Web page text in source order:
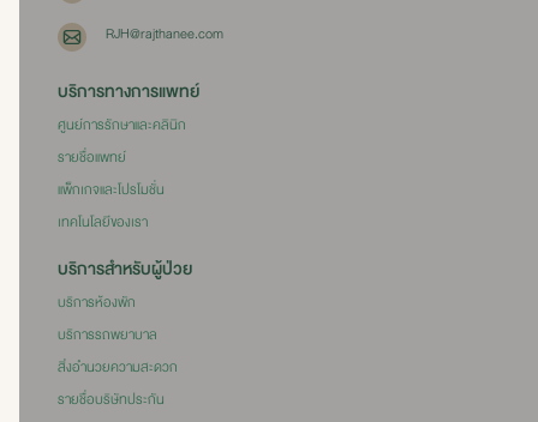
RJH@rajthanee.com
บริการทางการแพทย์
ศูนย์การรักษาและคลินิก
รายชื่อแพทย์
แพ็กเกจและโปรโมชั่น
เทคโนโลยีของเรา
บริการสำหรับผู้ป่วย
บริการห้องพัก
บริการรถพยาบาล
สิ่งอำนวยความสะดวก
รายชื่อบริษัทประกัน